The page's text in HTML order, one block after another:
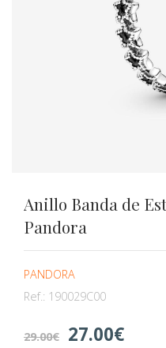
Anillo Banda de
Pandora
PANDORA
Ref.: 190029C00
29.00 27.00